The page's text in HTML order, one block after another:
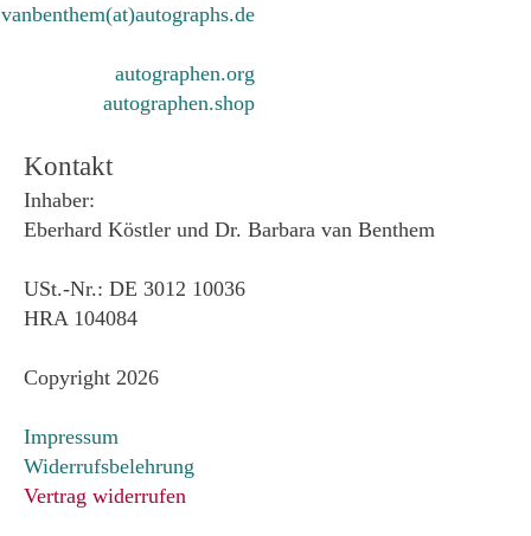
vanbenthem(at)autographs.de
autographen.org
autographen.shop
Kontakt
Inhaber:
Eberhard Köstler und Dr. Barbara van Benthem
USt.-Nr.: DE 3012 10036
HRA 104084
Copyright 2026
Impressum
Widerrufsbelehrung
Vertrag widerrufen